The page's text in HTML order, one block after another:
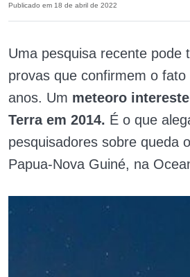
Publicado em 18 de abril de 2022
Uma pesquisa recente pode
provas que confirmem o
anos. Um meteoro
Terra em 2014. É o que
pesquisadores sobre queda
Papua-Nova Guiné, na